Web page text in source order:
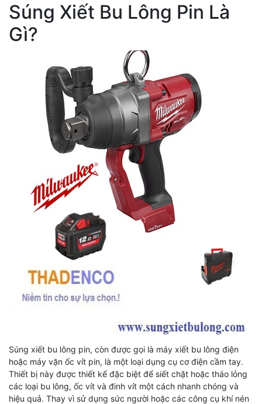
Súng Xiết Bu Lông Pin Là
Gì?
Súng xiết bu lông pin, còn được gọi là máy xiết bu lông điện
hoặc máy vặn ốc vít pin, là một loại dụng cụ cơ điện cầm tay.
Thiết bị này được thiết kế đặc biệt để siết chặt hoặc tháo lỏng
các loại bu lông, ốc vít và đinh vít một cách nhanh chóng và
hiệu quả. Thay vì sử dụng sức người hoặc các công cụ khí nén